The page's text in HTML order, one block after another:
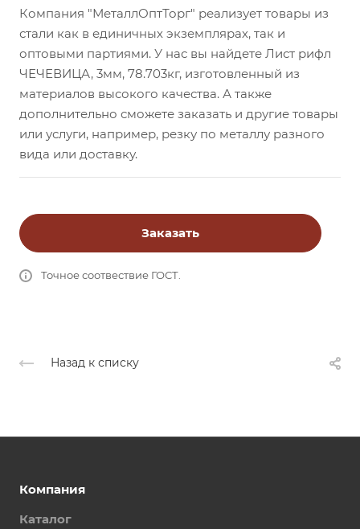
Компания "МеталлОптТорг" реализует товары из
стали как в единичных экземплярах, так и
оптовыми партиями. У нас вы найдете Лист рифл
ЧЕЧЕВИЦА, 3мм, 78.703кг, изготовленный из
материалов высокого качества. А также
дополнительно сможете заказать и другие товары
или услуги, например, резку по металлу разного
вида или доставку.
Заказать
Точное соотвествие ГОСТ.
Назад к списку
Компания
Каталог